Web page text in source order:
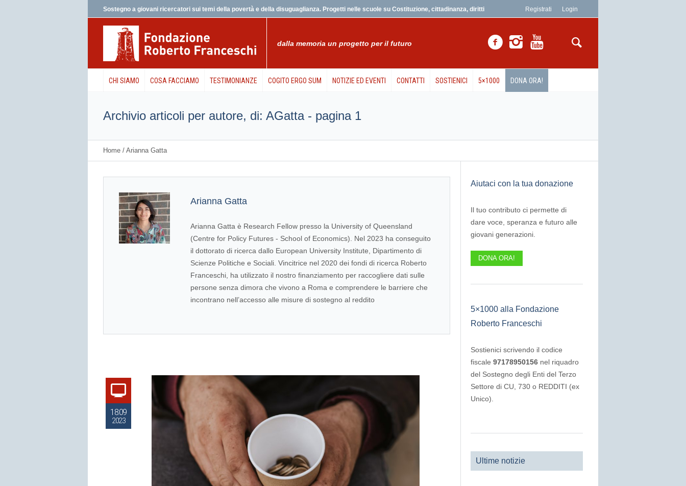
Registrati Login
Sostegno a giovani ricercatori sui temi della povertà e della disuguaglianza. Progetti nelle scuole su Costituzione, cittadinanza, diritti
dalla memoria un progetto per il futuro
CHI SIAMO COSA FACCIAMO TESTIMONIANZE COGITO ERGO SUM NOTIZIE ED EVENTI CONTATTI SOSTIENICI 5×1000 DONA ORA!
Archivio articoli per autore, di: AGatta - pagina 1
Home / Arianna Gatta
Arianna Gatta
Arianna Gatta è Research Fellow presso la University of Queensland
(Centre for Policy Futures - School of Economics). Nel 2023 ha conseguito
il dottorato di ricerca dallo European University Institute, Dipartimento di
Scienze Politiche e Sociali. Vincitrice nel 2020 dei fondi di ricerca Roberto
Franceschi, ha utilizzato il nostro finanziamento per raccogliere dati sulle
persone senza dimora che vivono a Roma e comprendere le barriere che
incontrano nell’accesso alle misure di sostegno al reddito
18.09
2023
Aiutaci con la tua donazione
Il tuo contributo ci permette di
dare voce, speranza e futuro alle
giovani generazioni.
DONA ORA!
5×1000 alla Fondazione
Roberto Franceschi
Sostienici scrivendo il codice
fiscale97178950156 nel riquadro
del Sostegno degli Enti del Terzo
Settore di CU, 730 o REDDITI (ex
Unico).
Ultime notizie